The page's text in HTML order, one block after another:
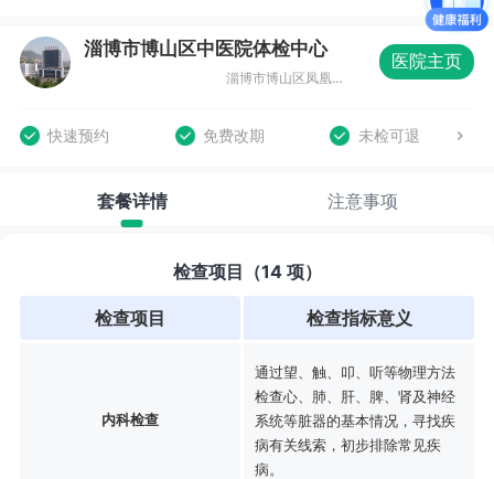
淄博市博山区中医院体检中心
淄博市博山区凤凰山西路西首北侧
医院主页
快速预约 免费改期 未检可退
套餐详情 注意事项
检查项目（14 项）
检查项目 检查指标意义
内科检查
通过望、触、叩、听等物理方法
检查心、肺、肝、脾、肾及神经
系统等脏器的基本情况，寻找疾
病有关线索，初步排除常见疾
病。